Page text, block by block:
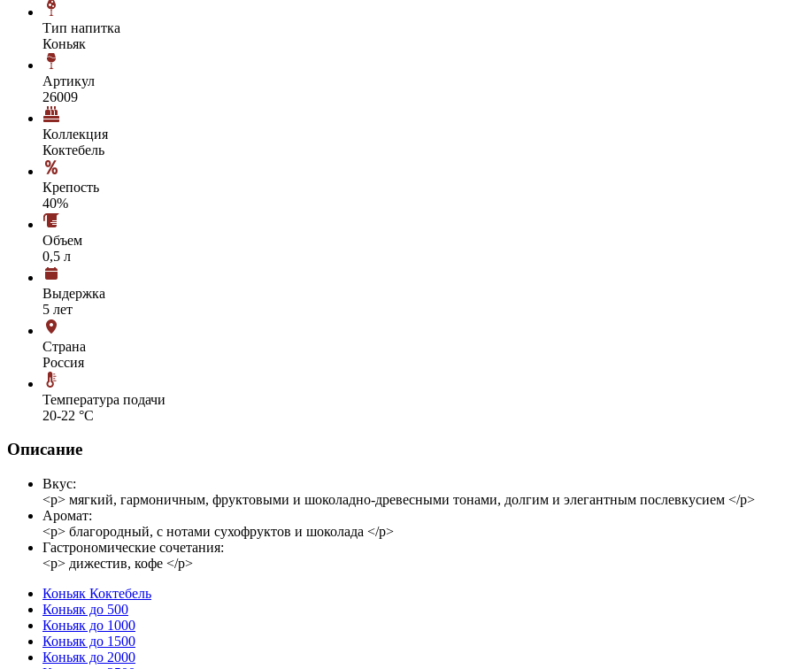
Тип напитка
Коньяк
Артикул
26009
Коллекция
Коктебель
Крепость
40%
Объем
0,5 л
Выдержка
5 лет
Страна
Россия
Температура подачи
20-22 °С
Описание
Вкус:
<p> мягкий, гармоничным, фруктовыми и шоколадно-древесными тонами, долгим и элегантным послевкусием </p>
Аромат:
<p> благородный, с нотами сухофруктов и шоколада </p>
Гастрономические сочетания:
<p> дижестив, кофе </p>
Коньяк Коктебель
Коньяк до 500
Коньяк до 1000
Коньяк до 1500
Коньяк до 2000